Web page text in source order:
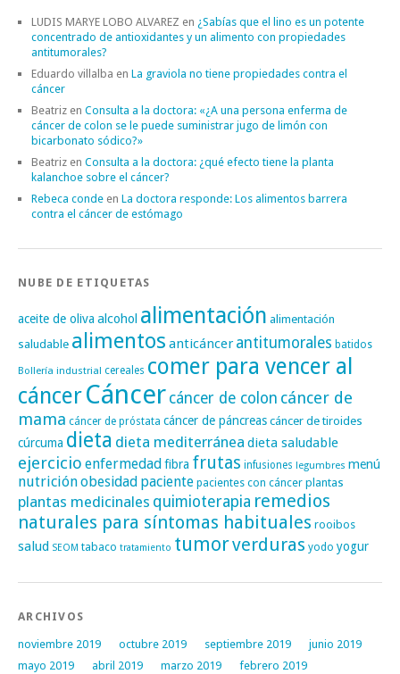
LUDIS MARYE LOBO ALVAREZ en ¿Sabías que el lino es un potente
concentrado de antioxidantes y un alimento con propiedades
antitumorales?
Eduardo villalba en La graviola no tiene propiedades contra el
cáncer
Beatriz en Consulta a la doctora: «¿A una persona enferma de
cáncer de colon se le puede suministrar jugo de limón con
bicarbonato sódico?»
Beatriz en Consulta a la doctora: ¿qué efecto tiene la planta
kalanchoe sobre el cáncer?
Rebeca conde en La doctora responde: Los alimentos barrera
contra el cáncer de estómago
NUBE DE ETIQUETAS
aceite de oliva alcohol alimentación alimentación
saludable alimentos anticáncer antitumorales batidos
Bollería industrial cereales comer para vencer al
cáncerCáncer cáncer de colon cáncer de
mama cáncer de próstata cáncer de páncreascáncer de tiroides
cúrcuma dieta dieta mediterránea dieta saludable
ejercicio enfermedadfibra frutas infusiones legumbres menú
nutriciónobesidad paciente pacientes con cáncer plantas
plantas medicinales quimioterapia remedios
naturales para síntomas habituales rooibos
salud SEOM tabaco tratamiento tumorverduras yodo yogur
ARCHIVOS
noviembre 2019 octubre 2019 septiembre 2019
junio 2019
mayo 2019
abril 2019 marzo 2019
febrero 2019